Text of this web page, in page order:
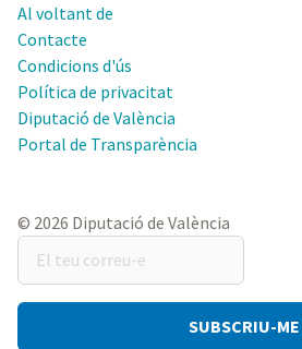
Al voltant de
Contacte
Condicions d'ús
Política de privacitat
Diputació de València
Portal de Transparència
© 2026 Diputació de València
El
teu
correu-